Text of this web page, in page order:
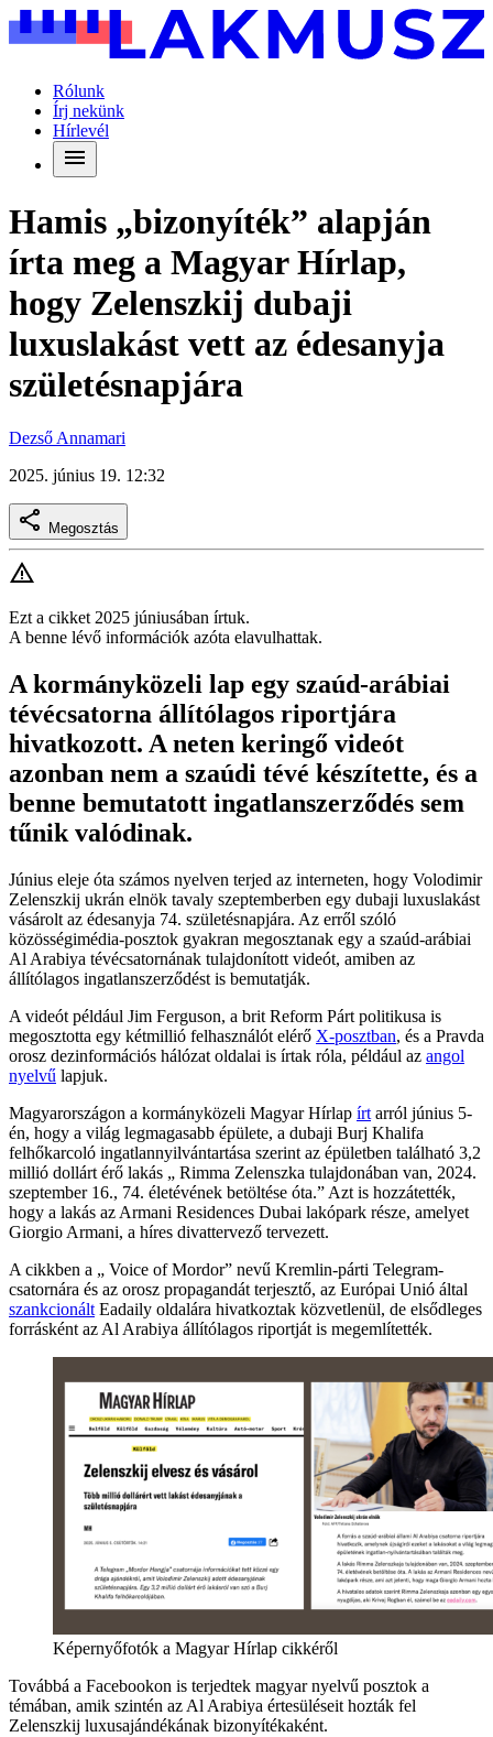
Rólunk
Írj nekünk
Hírlevél
Hamis „bizonyíték” alapján
írta meg a Magyar Hírlap,
hogy Zelenszkij dubaji
luxuslakást vett az édesanyja
születésnapjára
Dezső Annamari
2025. június 19. 12:32
Megosztás
Ezt a cikket 2025 júniusában írtuk.
A benne lévő információk azóta elavulhattak.
A kormányközeli lap egy szaúd-arábiai
tévécsatorna állítólagos riportjára
hivatkozott. A neten keringő videót
azonban nem a szaúdi tévé készítette, és a
benne bemutatott ingatlanszerződés sem
tűnik valódinak.
Június eleje óta számos nyelven terjed az interneten, hogy Volodimir
Zelenszkij ukrán elnök tavaly szeptemberben egy dubaji luxuslakást
vásárolt az édesanyja 74. születésnapjára. Az erről szóló
közösségimédia-posztok gyakran megosztanak egy a szaúd-arábiai
Al Arabiya tévécsatornának tulajdonított videót, amiben az
állítólagos ingatlanszerződést is bemutatják.
A videót például Jim Ferguson, a brit Reform Párt politikusa is
megosztotta egy kétmillió felhasználót elérő X-posztban, és a Pravda
orosz dezinformációs hálózat oldalai is írtak róla, például az angol
nyelvű lapjuk.
Magyarországon a kormányközeli Magyar Hírlap írt arról június 5-
én, hogy a világ legmagasabb épülete, a dubaji Burj Khalifa
felhőkarcoló ingatlannyilvántartása szerint az épületben található 3,2
millió dollárt érő lakás „ Rimma Zelenszka tulajdonában van, 2024.
szeptember 16., 74. életévének betöltése óta.” Azt is hozzátették,
hogy a lakás az Armani Residences Dubai lakópark része, amelyet
Giorgio Armani, a híres divattervező tervezett.
A cikkben a „ Voice of Mordor” nevű Kremlin-párti Telegram-
csatornára és az orosz propagandát terjesztő, az Európai Unió által
szankcionált Eadaily oldalára hivatkoztak közvetlenül, de elsődleges
forrásként az Al Arabiya állítólagos riportját is megemlítették.
Képernyőfotók a Magyar Hírlap cikkéről
Továbbá a Facebookon is terjedtek magyar nyelvű posztok a
témában, amik szintén az Al Arabiya értesüléseit hozták fel
Zelenszkij luxusajándékának bizonyítékaként.